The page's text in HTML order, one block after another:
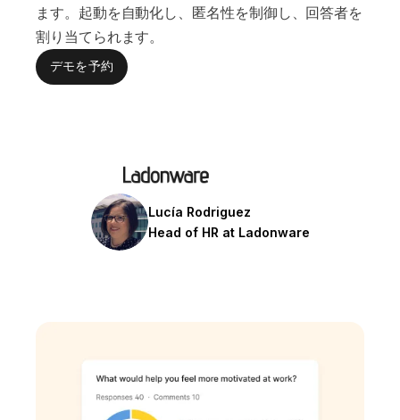
ます。起動を自動化し、匿名性を制御し、回答者を
割り当てられます。
デモを予約
Lucía Rodriguez
Head of HR at Ladonware